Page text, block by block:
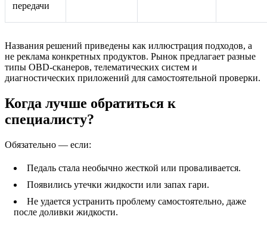
передачи
Названия решений приведены как иллюстрация подходов, а
не реклама конкретных продуктов. Рынок предлагает разные
типы OBD‑сканеров, телематических систем и
диагностических приложений для самостоятельной проверки.
Когда лучше обратиться к
специалисту?
Обязательно — если:
Педаль стала необычно жесткой или проваливается.
Появились утечки жидкости или запах гари.
Не удается устранить проблему самостоятельно, даже
после доливки жидкости.